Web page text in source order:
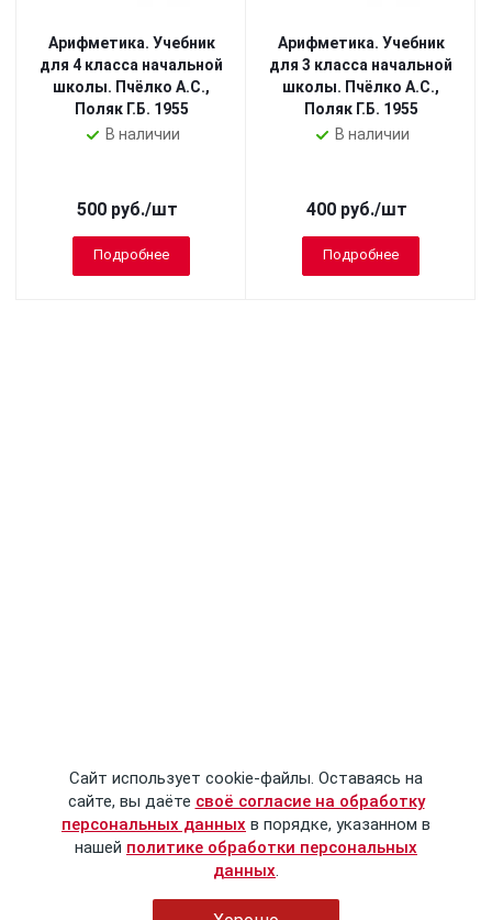
Арифметика. Учебник
для 4 класса начальной
школы. Пчёлко А.С.,
Поляк Г.Б. 1955
В наличии
500 руб./шт
Подробнее
Арифметика. Учебник
для 3 класса начальной
школы. Пчёлко А.С.,
Поляк Г.Б. 1955
В наличии
400 руб./шт
Подробнее
Сайт использует cookie-файлы. Оставаясь на
сайте, вы даёте своё согласие на обработку
персональных данных в порядке, указанном в
нашей политике обработки персональных
данных.